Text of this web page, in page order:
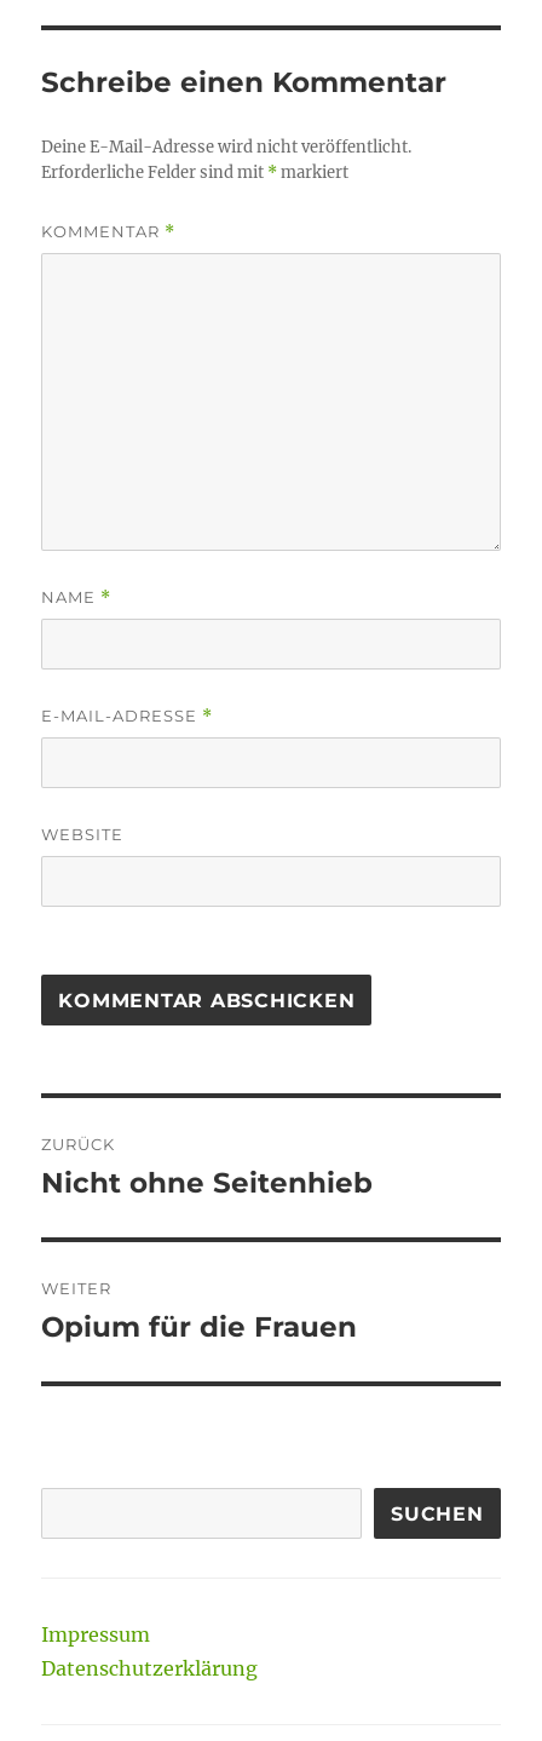
Schreibe einen Kommentar
Deine E-Mail-Adresse wird nicht veröffentlicht.
Erforderliche Felder sind mit *markiert
KOMMENTAR *
NAME *
E-MAIL-ADRESSE *
WEBSITE
ZURÜCK
Vorheriger
Nicht ohne Seitenhieb
WEITER
Nächster
Opium für die Frauen
SUCHEN
Impressum
Datenschutzerklärung